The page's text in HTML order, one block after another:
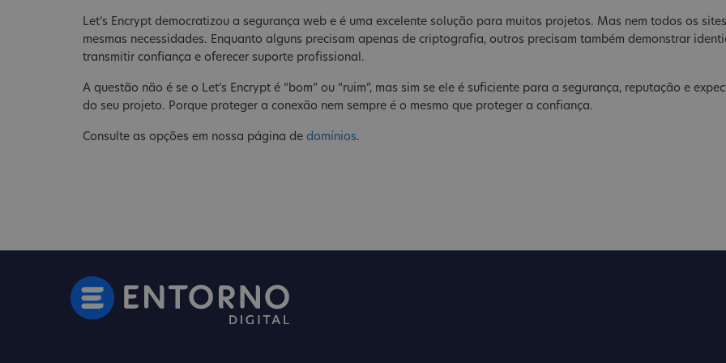
Let’s Encrypt democratizou a segurança web e é uma excelente solução para muitos projetos. Mas nem todos os
mesmas necessidades. Enquanto alguns precisam apenas de criptografia, outros precisam também demonstrar
transmitir confiança e oferecer suporte profissional.
A questão não é se o Let’s Encrypt é “bom” ou “ruim”, mas sim se ele é suficiente para a segurança, reputação e
do seu projeto. Porque proteger a conexão nem sempre é o mesmo que proteger a confiança.
Consulte as opções em nossa página de domínios.